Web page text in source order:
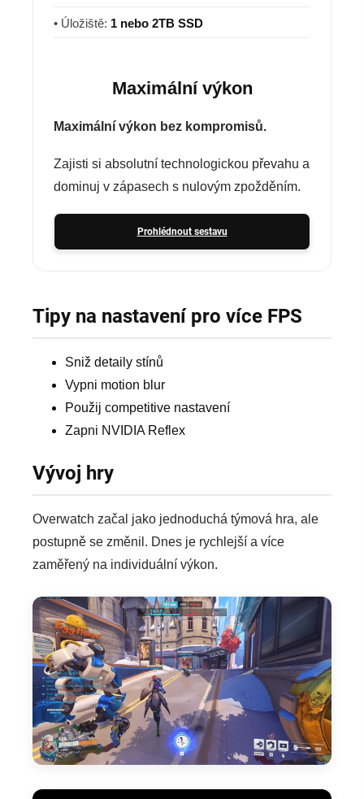
• Úložiště: 1 nebo 2TB SSD
Maximální výkon
Maximální výkon bez kompromisů.
Zajisti si absolutní technologickou převahu a
dominuj v zápasech s nulovým zpožděním.
Prohlédnout sestavu
Tipy na nastavení pro více FPS
Sniž detaily stínů
Vypni motion blur
Použij competitive nastavení
Zapni NVIDIA Reflex
Vývoj hry
Overwatch začal jako jednoduchá týmová hra, ale
postupně se změnil. Dnes je rychlejší a více
zaměřený na individuální výkon.